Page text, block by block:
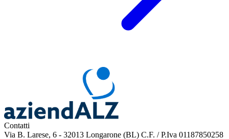
Contatti
Via B. Larese, 6 - 32013 Longarone (BL) C.F. / P.Iva 01187850258